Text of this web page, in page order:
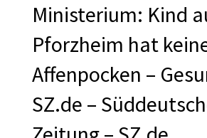
Ministerium: Kind
Pforzheim hat
Affenpocken –
SZ.de –